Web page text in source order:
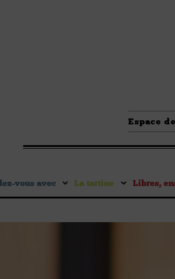
Espace
vous avec La tartine Libres,